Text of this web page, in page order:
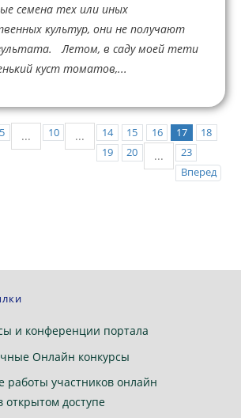
семена тех или иных
культур, они не получают
Летом, в саду моей тети
куст томатов,...
5 ... 10 ... 14 15 16 17
18
19
20 ...
23
Вперед
и конференции портала
Онлайн конкурсы
работы участников онлайн
открытом доступе